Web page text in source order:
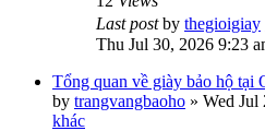
Last postby thegioigiay
Thu Jul 30, 2026 9:23
Tổng quan về giày bảo hộ tại
by trangvangbaoho » Wed Jul
khác